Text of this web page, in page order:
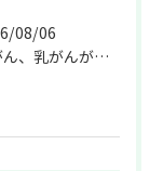
08/06
大腸がん、乳がんが増えた理由